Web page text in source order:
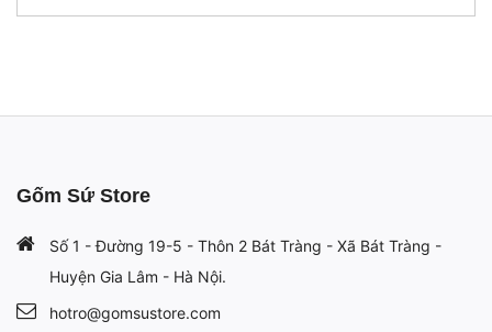
Gốm Sứ Store
Số 1 - Đường 19-5 - Thôn 2 Bát Tràng - Xã Bát Tràng -
Huyện Gia Lâm - Hà Nội.
hotro@gomsustore.com